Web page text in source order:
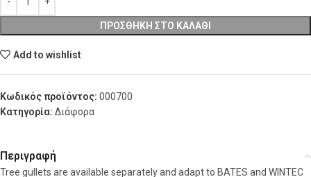
ΠΡΟΣΘΉΚΗ ΣΤΟ ΚΑΛΆΘΙ
Add to wishlist
Κωδικός προϊόντος: 000700
Κατηγορία: Διάφορα
Περιγραφή
Tree gullets are available separately and adapt to BATES and WINTEC